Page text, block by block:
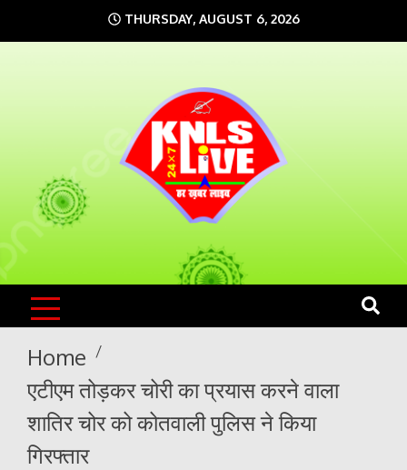
to
THURSDAY, AUGUST 6, 2026
KNLS LIVE
India`s No.1 News Portal
Home
एटीएम तोड़कर चोरी का प्रयास करने वाला
शातिर चोर को कोतवाली पुलिस ने किया
गिरफ्तार